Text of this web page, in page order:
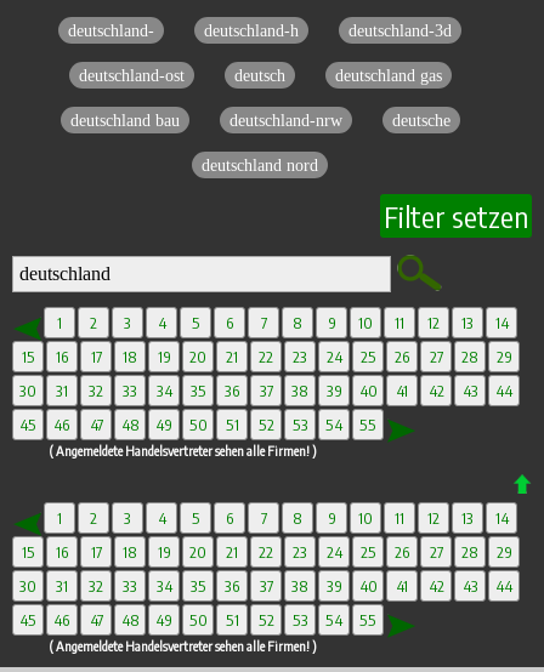
deutschland- deutschland-h deutschland-3d
deutschland-ost deutsch deutschland gas
deutschland bau deutschland-nrw deutsche
deutschland nord
Filter setzen
1 2 3 4 5 6 7 8 9 10 11 12 13
14
15
16 17 18 19 20 21 22 23 24 25 26 27 28
29
30
31 32 33 34 35 36 37 38 39 40 41 42 43
44
45
46 47 48 49 50 51 52 53 54 55
( Angemeldete Handelsvertreter sehen alle Firmen! )
1 2 3 4 5 6 7 8 9 10 11 12 13
14
15
16 17 18 19 20 21 22 23 24 25 26 27 28
29
30
31 32 33 34 35 36 37 38 39 40 41 42 43
44
45
46 47 48 49 50 51 52 53 54 55
( Angemeldete Handelsvertreter sehen alle Firmen! )